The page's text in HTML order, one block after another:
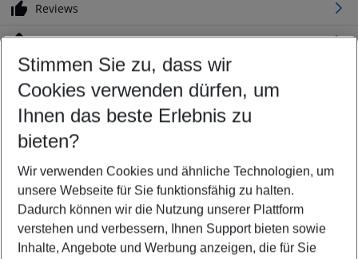
Reviews
Location
Customize your offer
Find the perfect deal which suits your best
Your departure airport
Any airport
Select your date range
08/08/26–06/08/27 5-8 nights
Who will travel
2 adults No children
Stimmen Sie zu, dass wir
Cookies verwenden dürfen, um
Ihnen das beste Erlebnis zu
bieten?
Wir verwenden Cookies und ähnliche Technologien, um
unsere Webseite für Sie funktionsfähig zu halten.
Dadurch können wir die Nutzung unserer Plattform
verstehen und verbessern, Ihnen Support bieten sowie
Inhalte, Angebote und Werbung anzeigen, die für Sie